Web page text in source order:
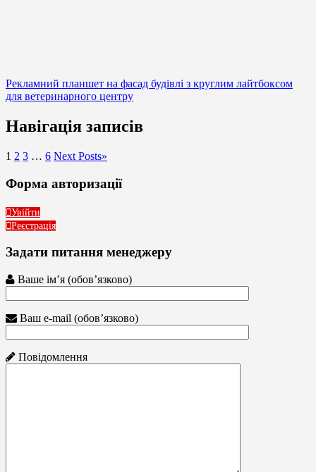
Рекламний планшет на фасад будівлі з круглим лайтбоксом
для ветеринарного центру
Навігація записів
1 2 3 … 6 Next Posts»
Форма авторизації
Увійти
Реєстрація
Задати питання менеджеру
Ваше ім’я (обов’язково)
Ваш e-mail (обов’язково)
Повідомлення